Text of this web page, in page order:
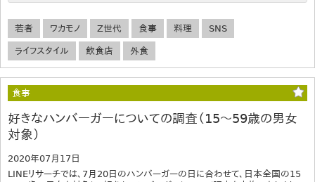
若者 ワカモノ Z世代 食事 料理 SNS
ライフスタイル 飲食店 外食
食事
好きなハンバーガーについての調査（15～59歳の男女
対象）
2020年07月17日
LINEリサーチでは、7月20日のハンバーガーの日に合わせて、日本全国の15